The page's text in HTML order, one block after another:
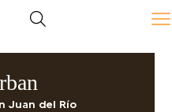
Juan del Río